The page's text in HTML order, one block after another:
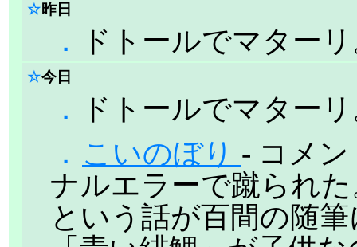
☆昨日
． ドトールでマター
☆今日
．
ドトールでマター
． こいのぼり - コメ
ナルエラーで蹴られ
という話が百間の随